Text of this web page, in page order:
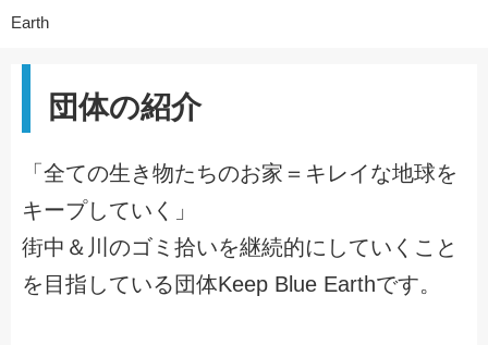
Earth
団体の紹介
「全ての生き物たちのお家＝キレイな地球を
キープしていく」
街中＆川のゴミ拾いを継続的にしていくこと
を目指している団体Keep Blue Earthです。